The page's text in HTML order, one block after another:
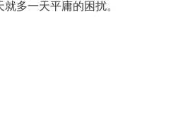
多一天平庸的困扰。